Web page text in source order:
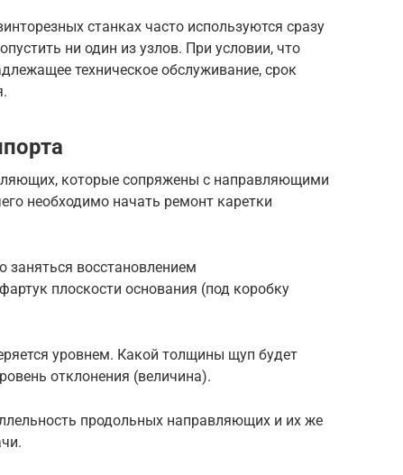
станках часто используются сразу
ни один из узлов. При условии, что
техническое обслуживание, срок
которые сопряжены с направляющими
необходимо начать ремонт каретки
заняться восстановлением
плоскости основания (под коробку
уровнем. Какой толщины щуп будет
отклонения (величина).
продольных направляющих и их же